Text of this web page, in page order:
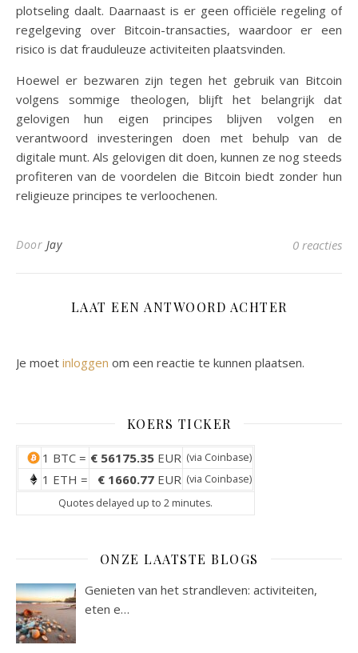
plotseling daalt. Daarnaast is er geen officiële regeling of
regelgeving over Bitcoin-transacties, waardoor er een
risico is dat frauduleuze activiteiten plaatsvinden.
Hoewel er bezwaren zijn tegen het gebruik van Bitcoin
volgens sommige theologen, blijft het belangrijk dat
gelovigen hun eigen principes blijven volgen en
verantwoord investeringen doen met behulp van de
digitale munt. Als gelovigen dit doen, kunnen ze nog steeds
profiteren van de voordelen die Bitcoin biedt zonder hun
religieuze principes te verloochenen.
Door Jay 0 reacties
LAAT EEN ANTWOORD ACHTER
Je moet inloggen om een reactie te kunnen plaatsen.
KOERS TICKER
1 BTC = € 56175.35 EUR (via Coinbase)
1 ETH = € 1660.77 EUR (via Coinbase)
Quotes delayed up to 2 minutes.
ONZE LAATSTE BLOGS
Genieten van het strandleven: activiteiten,
eten e…